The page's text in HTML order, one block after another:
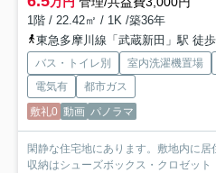
1階 / 22.42㎡ / 1K /築36年
東急多摩川線「武蔵新田」駅 徒
バス・トイレ別 室内洗濯機置場
電気有
都市ガス
敷礼0 動画 パノラマ
閑静な住宅地にあります。敷地内に居
収納はシューズボックス・クロゼッ